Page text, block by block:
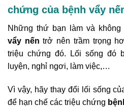
chứng của bệnh vẩy
Những thứ bạn làm và không
vẩy nến trở nên trầm trọng
triệu chứng đó. Lối sống đó
luyện, nghỉ ngơi, làm việc,…
Vì vậy, hãy thay đổi lối sống
để hạn chế các triệu chứng